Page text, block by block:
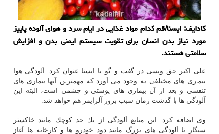
كادایف: ایسنا/قم كدام مواد غذایی در ایام سرد و هوای آلوده پاییز
مورد نیاز بدن انسان برای تقویت سیستم ایمنی بدن و افزایش
سلامتی هستند.
علی اكبر حق ویسی در گفت و گو با ایسنا عنوان كرد: آلودگی هوا
بیماری های مختلفی به وجود می آورد كه مهمترین آنها بیماری های
تنفسی و بعد از آن بیماری های پوستی و چشمی است، البته این
آلودگی ها با گذشت زمان سبب بروز آلزایمر هم خواهد شد.
وی اضافه كرد: این منابع آلودگی از یك حد كوچك مانند خاكستر
سیگار تا آلودگی های بزرگ مانند دود خودرو ها و كارخانه ها آغاز